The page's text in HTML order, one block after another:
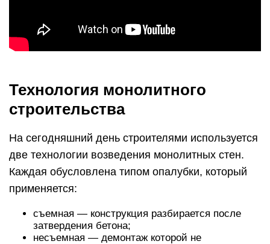
Технология монолитного
строительства
На сегодняшний день строителями используется
две технологии возведения монолитных стен.
Каждая обусловлена типом опалубки, который
применяется:
съемная — конструкция разбирается после
затвердения бетона;
несъемная — демонтаж которой не